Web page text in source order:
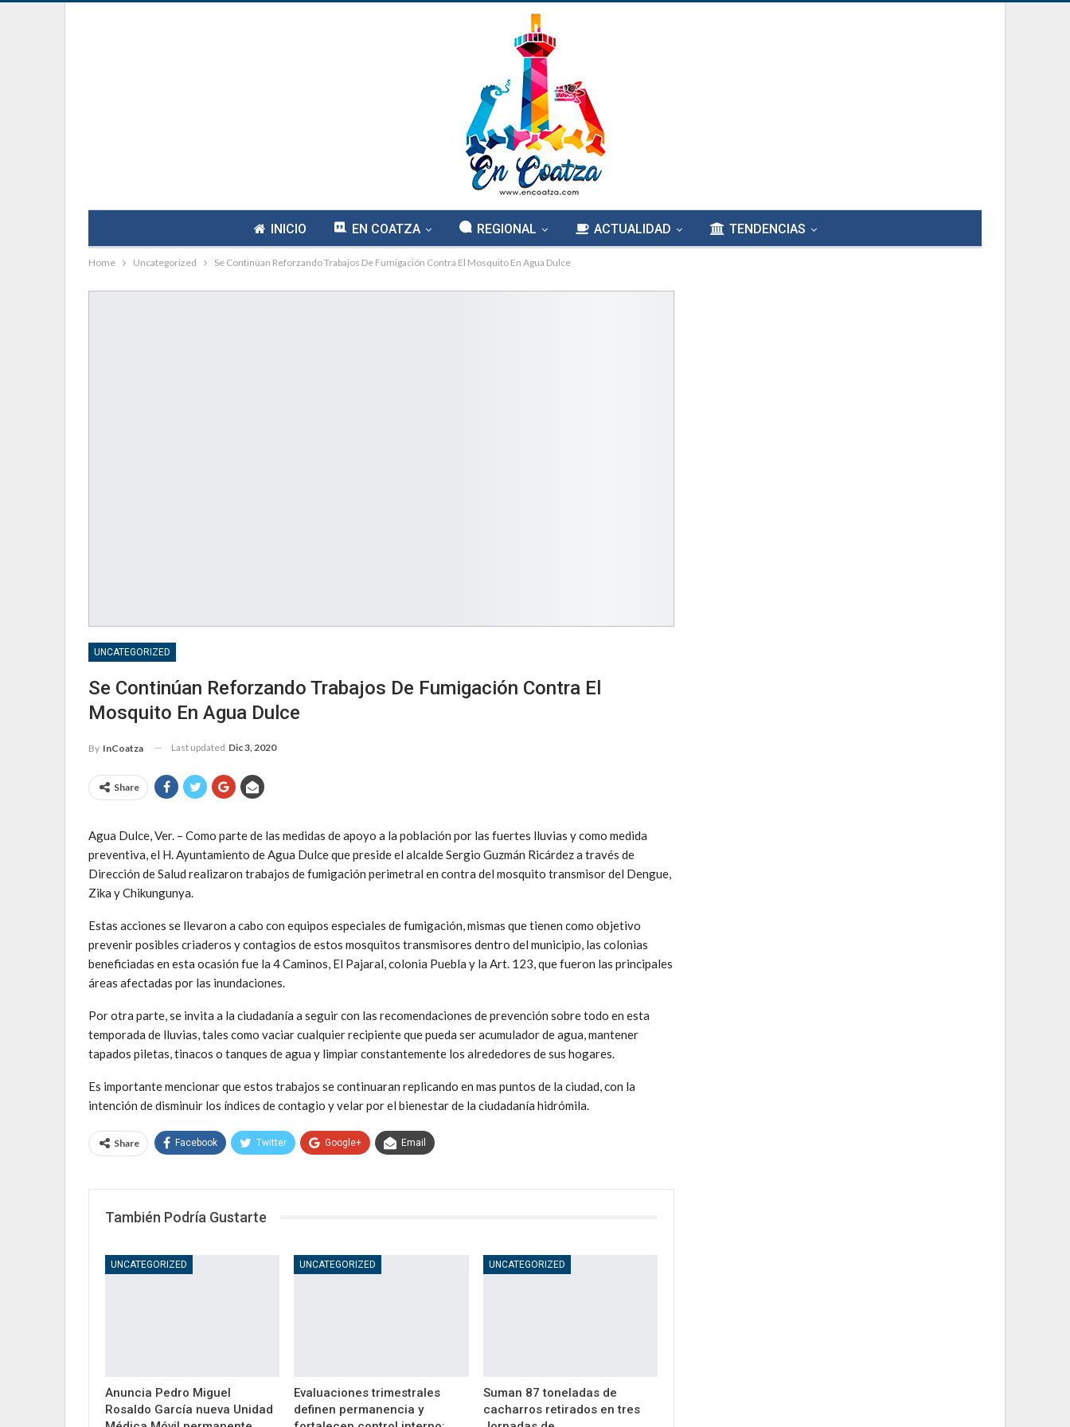
INICIO EN COATZA REGIONAL ACTUALIDAD TENDENCIAS
Home Uncategorized Se Continúan Reforzando Trabajos De Fumigación Contra El Mosquito En Agua Dulce
UNCATEGORIZED
Se Continúan Reforzando Trabajos De Fumigación Contra El
Mosquito En Agua Dulce
By InCoatza Last updated Dic 3, 2020
Share
Agua Dulce, Ver. – Como parte de las medidas de apoyo a la población por las fuertes lluvias y como medida
preventiva, el H. Ayuntamiento de Agua Dulce que preside el alcalde Sergio Guzmán Ricárdez a través de
Dirección de Salud realizaron trabajos de fumigación perimetral en contra del mosquito transmisor del Dengue,
Zika y Chikungunya.
Estas acciones se llevaron a cabo con equipos especiales de fumigación, mismas que tienen como objetivo
prevenir posibles criaderos y contagios de estos mosquitos transmisores dentro del municipio, las colonias
beneficiadas en esta ocasión fue la 4 Caminos, El Pajaral, colonia Puebla y la Art. 123, que fueron las principales
áreas afectadas por las inundaciones.
Por otra parte, se invita a la ciudadanía a seguir con las recomendaciones de prevención sobre todo en esta
temporada de lluvias, tales como vaciar cualquier recipiente que pueda ser acumulador de agua, mantener
tapados piletas, tinacos o tanques de agua y limpiar constantemente los alrededores de sus hogares.
Es importante mencionar que estos trabajos se continuaran replicando en mas puntos de la ciudad, con la
intención de disminuir los índices de contagio y velar por el bienestar de la ciudadanía hidrómila.
Share Facebook Twitter Google+ Email
También Podría Gustarte
UNCATEGORIZED
Anuncia Pedro Miguel
Rosaldo García nueva Unidad
UNCATEGORIZED
Evaluaciones trimestrales
definen permanencia y
UNCATEGORIZED
Suman 87 toneladas de
cacharros retirados en tres